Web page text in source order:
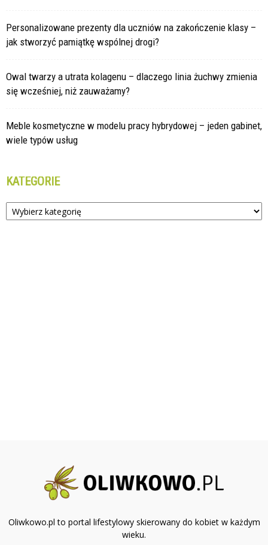
Personalizowane prezenty dla uczniów na zakończenie klasy –
jak stworzyć pamiątkę wspólnej drogi?
Owal twarzy a utrata kolagenu – dlaczego linia żuchwy zmienia
się wcześniej, niż zauważamy?
Meble kosmetyczne w modelu pracy hybrydowej – jeden gabinet,
wiele typów usług
KATEGORIE
Kategorie
Oliwkowo.pl to portal lifestylowy skierowany do kobiet w każdym
wieku.